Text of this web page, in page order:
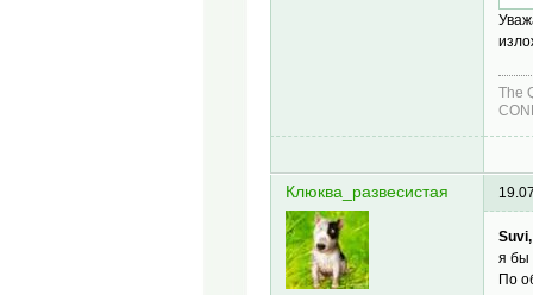
The
Клюква_развесистая
Suvi,
я бы
По